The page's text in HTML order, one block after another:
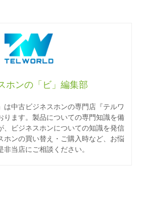
ホンの「ビ」編集部
は中古ビジネスホンの専門店『テルワ
ります。製品についての専門知識を備
、ビジネスホンについての知識を発信
ホンの買い替え・ご購入時など、お悩
非当店にご相談ください。